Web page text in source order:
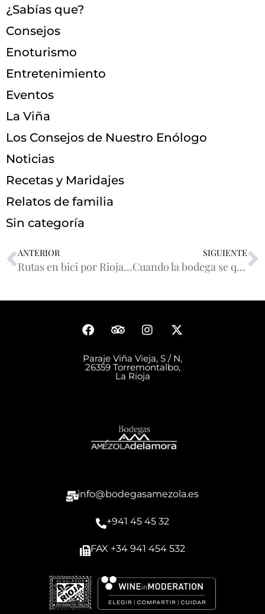
¿Sabías que?
Consejos
Enoturismo
Entretenimiento
Eventos
La Viña
Los Consejos de Nuestro Enólogo
Noticias
Recetas y Maridajes
Relatos de familia
Sin categoría
ANTERIOR
Rutas en bici por Rioja: gravel, carretera y viñedos alrededor de Bodegas Amézola de la Mora
SIGUIENTE
Cuando la bodega se queda vacía
Paraje Viña Vieja, S / N,
26359 Torremontalbo,
La Rioja
info@bodegasamezola.es
+941 45 45 32
FAX +34 941 454 532